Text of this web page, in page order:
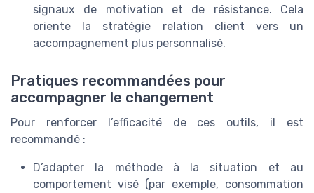
signaux de motivation et de résistance. Cela
oriente la stratégie relation client vers un
accompagnement plus personnalisé.
Pratiques recommandées pour
accompagner le changement
Pour renforcer l’efficacité de ces outils, il est
recommandé :
D’adapter la méthode à la situation et au
comportement visé (par exemple, consommation